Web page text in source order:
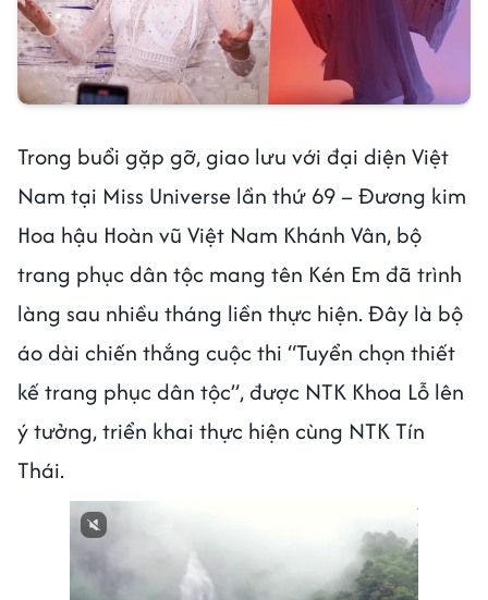
Trong buổi gặp gỡ, giao lưu với đại diện Việt
Nam tại Miss Universe lần thứ 69 – Đương kim
Hoa hậu Hoàn vũ Việt Nam Khánh Vân, bộ
trang phục dân tộc mang tên Kén Em đã trình
làng sau nhiều tháng liền thực hiện. Đây là bộ
áo dài chiến thắng cuộc thi “Tuyển chọn thiết
kế trang phục dân tộc”, được NTK Khoa Lỗ lên
ý tưởng, triển khai thực hiện cùng NTK Tín
Thái.